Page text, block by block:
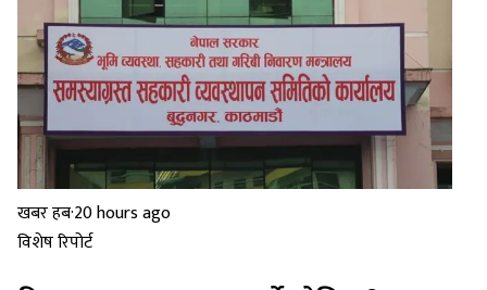
खबर हब·20 hours ago
विशेष रिपोर्ट